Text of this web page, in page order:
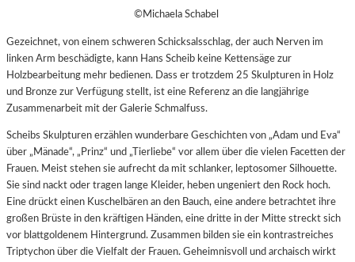
©Michaela Schabel
Gezeichnet, von einem schweren Schicksalsschlag, der auch Nerven im
linken Arm beschädigte, kann Hans Scheib keine Kettensäge zur
Holzbearbeitung mehr bedienen. Dass er trotzdem 25 Skulpturen in Holz
und Bronze zur Verfügung stellt, ist eine Referenz an die langjährige
Zusammenarbeit mit der Galerie Schmalfuss.
Scheibs Skulpturen erzählen wunderbare Geschichten von „Adam und Eva“
über „Mänade“, „Prinz“ und „Tierliebe“ vor allem über die vielen Facetten der
Frauen. Meist stehen sie aufrecht da mit schlanker, leptosomer Silhouette.
Sie sind nackt oder tragen lange Kleider, heben ungeniert den Rock hoch.
Eine drückt einen Kuschelbären an den Bauch, eine andere betrachtet ihre
großen Brüste in den kräftigen Händen, eine dritte in der Mitte streckt sich
vor blattgoldenem Hintergrund. Zusammen bilden sie ein kontrastreiches
Triptychon über die Vielfalt der Frauen. Geheimnisvoll und archaisch wirkt